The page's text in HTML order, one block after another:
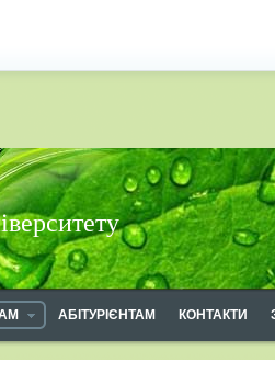
АБІТУРІЄНТАМ КОНТАКТИ